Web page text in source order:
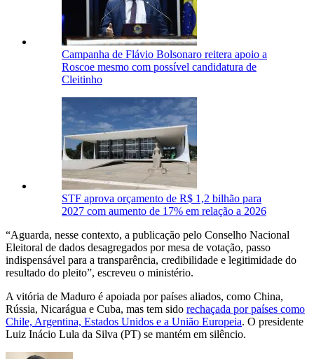
Campanha de Flávio Bolsonaro reitera apoio a
Roscoe mesmo com possível candidatura de
Cleitinho
STF aprova orçamento de R$ 1,2 bilhão para
2027 com aumento de 17% em relação a 2026
“Aguarda, nesse contexto, a publicação pelo Conselho Nacional
Eleitoral de dados desagregados por mesa de votação, passo
indispensável para a transparência, credibilidade e legitimidade do
resultado do pleito”, escreveu o ministério.
A vitória de Maduro é apoiada por países aliados, como China,
Rússia, Nicarágua e Cuba, mas tem sido rechaçada por países como
Chile, Argentina, Estados Unidos e a União Europeia. O presidente
Luiz Inácio Lula da Silva (PT) se mantém em silêncio.